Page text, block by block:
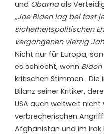
und Obamaals
„Joe Biden lag bei fast
sicherheitspolitischen
vergangenen vierzig
Nicht nur für Europa,
es schlecht, wenn Biden
kritischen Stimmen. Die
Bilanz seiner Kritiker,
USA auch weltweit nicht
verbrecherischen
Afghanistan und im Irak